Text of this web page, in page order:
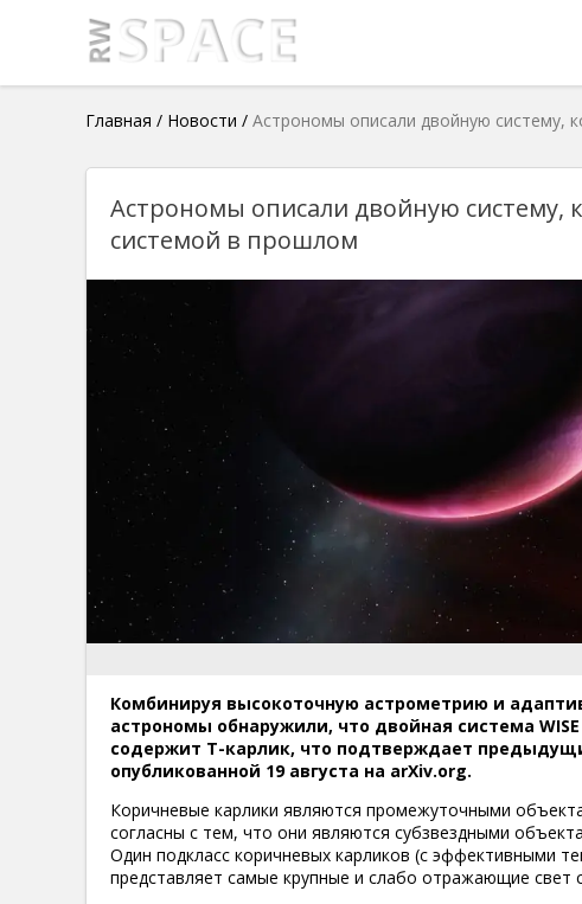
Главная / Новости / Астрономы описали двойную систему,
Астрономы описали двойную систему,
системой в прошлом
Комбинируя высокоточную астрометрию и
астрономы обнаружили, что двойная система
содержит T-карлик, что подтверждает
опубликованной 19 августа на arXiv.org.
Коричневые карлики являются промежуточными
согласны с тем, что они являются субзвездными
Один подкласс коричневых карликов (с эффективными
представляет самые крупные и слабо отражающие свет